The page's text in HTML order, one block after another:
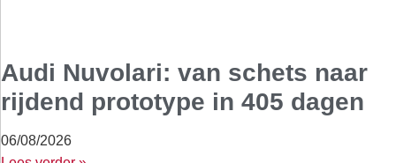
Audi Nuvolari: van schets naar
rijdend prototype in 405 dagen
06/08/2026